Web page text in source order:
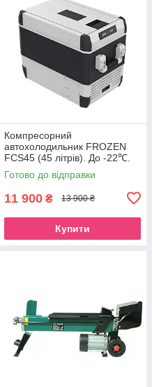
Компресорний
автохолодильник FROZEN
FCS45 (45 літрів). До -22℃.
Живлення 12, 24, 220 вольт
Готово до відправки
11 900 ₴ 13 900 ₴
Купити